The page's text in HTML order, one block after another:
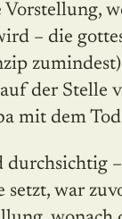
– die
der Stelle
mit dem
durchsichtig
setzt, war